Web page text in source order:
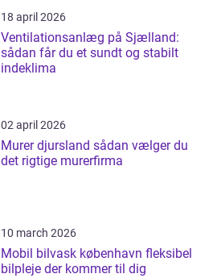
18 april 2026
Ventilationsanlæg på Sjælland:
sådan får du et sundt og stabilt
indeklima
02 april 2026
Murer djursland sådan vælger du
det rigtige murerfirma
10 march 2026
Mobil bilvask københavn fleksibel
bilpleje der kommer til dig